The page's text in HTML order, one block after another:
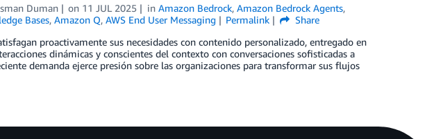
Duman on 11 JUL 2025 inAmazon Bedrock,Amazon Bedrock Agents,
Bases, Amazon Q, AWS End User Messaging Permalink
Share
proactivamente sus necesidades con contenido personalizado, entregado en
dinámicas y conscientes del contexto con conversaciones sofisticadas a
demanda ejerce presión sobre las organizaciones para transformar sus flujos